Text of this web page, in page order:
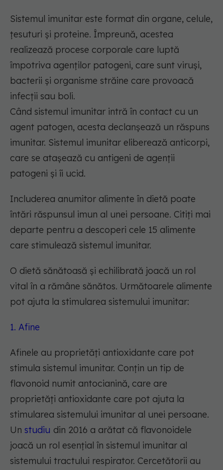
Sistemul imunitar este format din organe, celule,
țesuturi și proteine. Împreună, acestea
realizează procese corporale care luptă
împotriva agenților patogeni, care sunt viruși,
bacterii și organisme străine care provoacă
infecții sau boli.
Când sistemul imunitar intră în contact cu un
agent patogen, acesta declanșează un răspuns
imunitar. Sistemul imunitar eliberează anticorpi,
care se atașează cu antigeni de agenții
patogeni și îi ucid.
Includerea anumitor alimente în dietă poate
întări răspunsul imun al unei persoane. Citiți mai
departe pentru a descoperi cele 15 alimente
care stimulează sistemul imunitar.
O dietă sănătoasă și echilibrată joacă un rol
vital în a rămâne sănătos. Următoarele alimente
pot ajuta la stimularea sistemului imunitar:
1. Afine
Afinele au proprietăți antioxidante care pot
stimula sistemul imunitar. Conțin un tip de
flavonoid numit antocianină, care are
proprietăți antioxidante care pot ajuta la
stimularea sistemului imunitar al unei persoane.
Un studiu din 2016 a arătat că flavonoidele
joacă un rol esențial în sistemul imunitar al
sistemului tractului respirator. Cercetătorii au